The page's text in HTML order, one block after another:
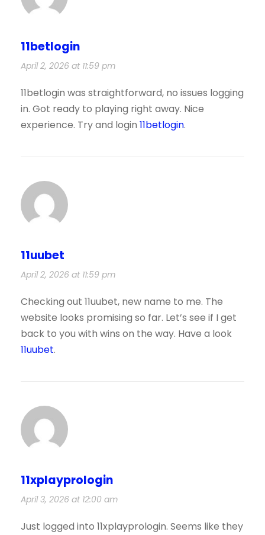
11betlogin
April 2, 2026 at 11:59 pm
11betlogin was straightforward, no issues logging
in. Got ready to playing right away. Nice
experience. Try and login 11betlogin.
11uubet
April 2, 2026 at 11:59 pm
Checking out 11uubet, new name to me. The
website looks promising so far. Let’s see if I get
back to you with wins on the way. Have a look
11uubet.
11xplayprologin
April 3, 2026 at 12:00 am
Just logged into 11xplayprologin. Seems like they